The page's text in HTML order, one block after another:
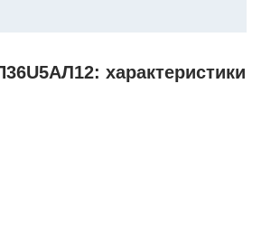
характеристики